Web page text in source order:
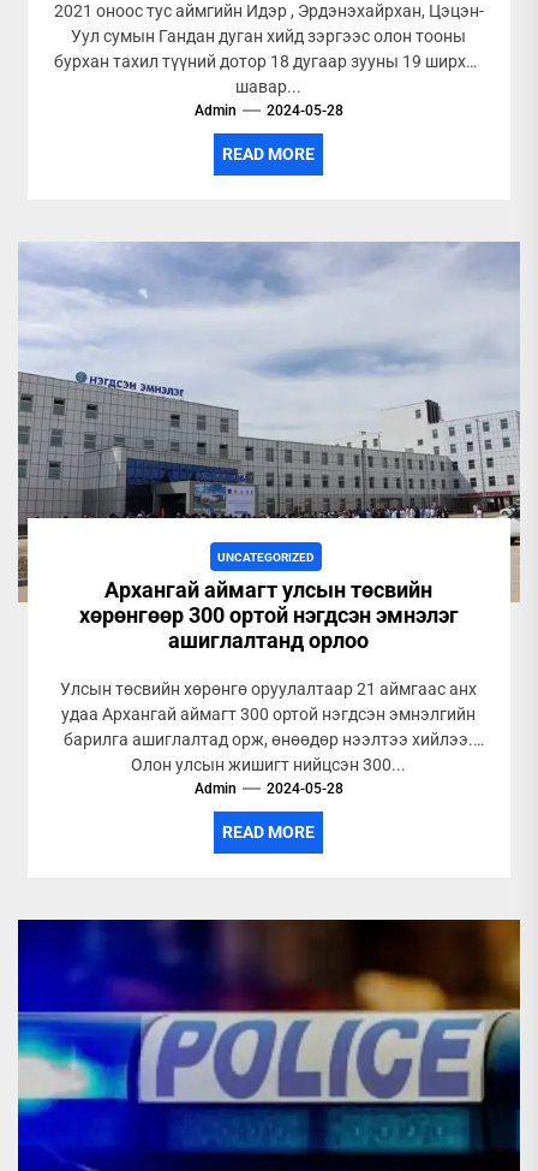
2021 оноос тус аймгийн Идэр , Эрдэнэхайрхан, Цэцэн-
Уул сумын Гандан дуган хийд зэргээс олон тооны
бурхан тахил түүний дотор 18 дугаар зууны 19 ширхэг
шавар...
Admin 2024-05-28
READ MORE
UNCATEGORIZED
Архангай аймагт улсын төсвийн
хөрөнгөөр 300 ортой нэгдсэн эмнэлэг
ашиглалтанд орлоо
Улсын төсвийн хөрөнгө оруулалтаар 21 аймгаас анх
удаа Архангай аймагт 300 ортой нэгдсэн эмнэлгийн
барилга ашиглалтад орж, өнөөдөр нээлтээ хийлээ.
Олон улсын жишигт нийцсэн 300...
Admin 2024-05-28
READ MORE